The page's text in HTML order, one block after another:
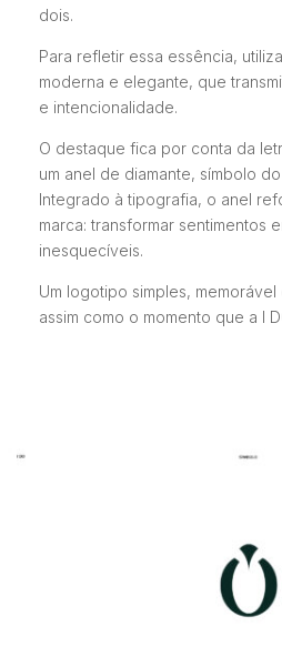
dois.
Para refletir essa essência,
moderna e elegante, que
e intencionalidade.
O destaque fica por conta da
um anel de diamante, símbolo
Integrado à tipografia, o anel
marca: transformar sentimentos
inesquecíveis.
Um logotipo simples,
assim como o momento que a I